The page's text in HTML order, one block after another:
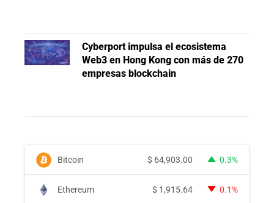
Cyberport impulsa el ecosistema
Web3 en Hong Kong con más de 270
empresas blockchain
Bitcoin $ 64,903.00 0.3%
Ethereum $ 1,915.64 0.1%